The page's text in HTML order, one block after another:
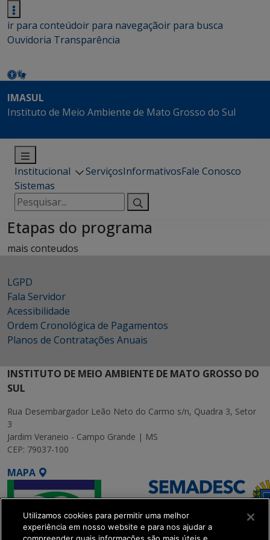
ir para conteúdoir para navegaçãoir para busca
Ouvidoria Transparência
IMASUL
Instituto de Meio Ambiente de Mato Grosso do Sul
Institucional ServiçosInformativosFale Conosco
Sistemas
Pesquisar
por:
Etapas do programa
mais conteudos
LGPD
Fala Servidor
Acessibilidade
Ordem Cronológica de Pagamentos
Planos de Contratações Anuais
INSTITUTO DE MEIO AMBIENTE DE MATO GROSSO DO
SUL
Rua Desembargador Leão Neto do Carmo s/n, Quadra 3, Setor
3
Jardim Veraneio - Campo Grande | MS
CEP: 79037-100
MAPA
Utilizamos cookies para permitir uma melhor
experiência em nosso website e para nos ajudar a